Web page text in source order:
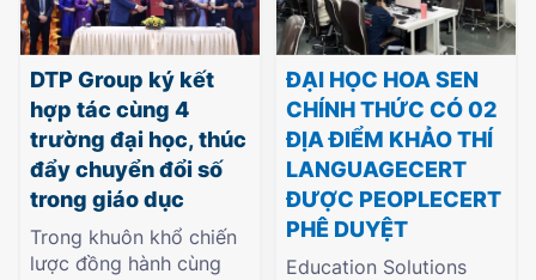
DTP Group ký kết
hợp tác cùng 4
trường đại học, thúc
đẩy chuyển đổi số
trong giáo dục
Trong khuôn khổ chiến
lược đồng hành cùng
ĐẠI HỌC HOA SEN
CHÍNH THỨC CÓ 02
ĐỊA ĐIỂM KHẢO THÍ
LANGUAGECERT
ĐƯỢC PEOPLECERT
PHÊ DUYỆT
Education Solutions